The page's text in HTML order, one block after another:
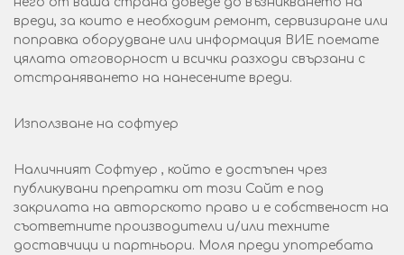
вреди, за които е необходим ремонт, сервизиране или
поправка оборудване или информация ВИЕ поемате
цялата отговорност и всички разходи свързани с
отстраняването на нанесените вреди.
Използване на софтуер
Наличният Софтуер , който е достъпен чрез
публикувани препратки от този Сайт е под
закрилата на авторското право и е собственост на
съответните производители и/или техните
доставчици и партньори. Моля преди употребата